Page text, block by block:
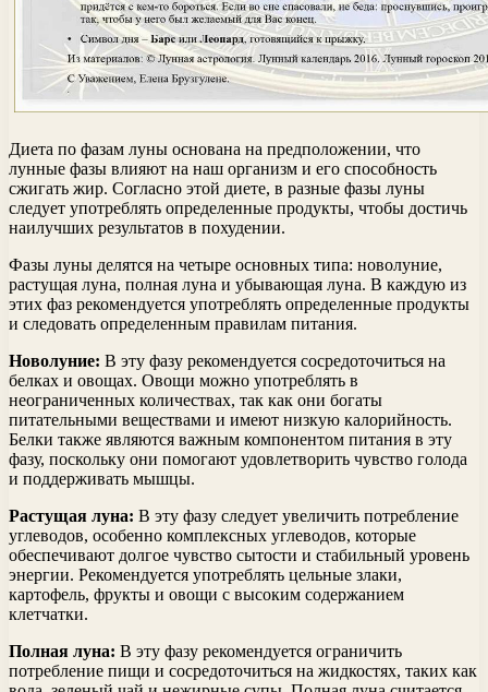
Диета по фазам луны основана на предположении, что
лунные фазы влияют на наш организм и его способность
сжигать жир. Согласно этой диете, в разные фазы луны
следует употреблять определенные продукты, чтобы достичь
наилучших результатов в похудении.
Фазы луны делятся на четыре основных типа: новолуние,
растущая луна, полная луна и убывающая луна. В каждую из
этих фаз рекомендуется употреблять определенные продукты
и следовать определенным правилам питания.
Новолуние: В эту фазу рекомендуется сосредоточиться на
белках и овощах. Овощи можно употреблять в
неограниченных количествах, так как они богаты
питательными веществами и имеют низкую калорийность.
Белки также являются важным компонентом питания в эту
фазу, поскольку они помогают удовлетворить чувство голода
и поддерживать мышцы.
Растущая луна: В эту фазу следует увеличить потребление
углеводов, особенно комплексных углеводов, которые
обеспечивают долгое чувство сытости и стабильный уровень
энергии. Рекомендуется употреблять цельные злаки,
картофель, фрукты и овощи с высоким содержанием
клетчатки.
Полная луна: В эту фазу рекомендуется ограничить
потребление пищи и сосредоточиться на жидкостях, таких как